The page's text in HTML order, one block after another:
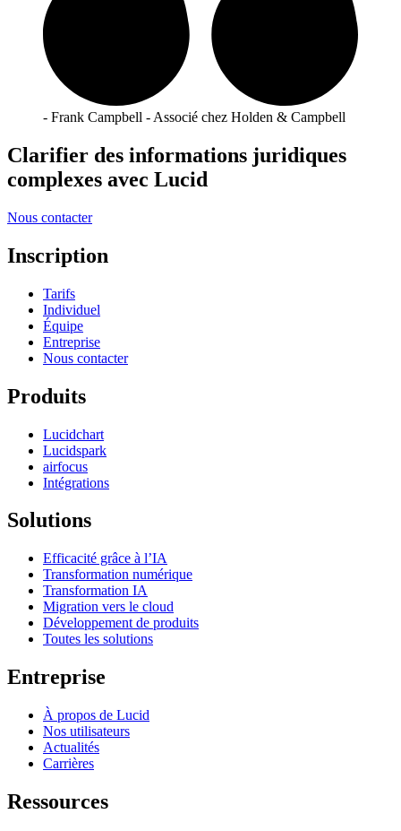
- Frank Campbell - Associé chez Holden & Campbell
Clarifier des informations juridiques
complexes avec Lucid
Nous contacter
Inscription
Tarifs
Individuel
Équipe
Entreprise
Nous contacter
Produits
Lucidchart
Lucidspark
airfocus
Intégrations
Solutions
Efficacité grâce à l’IA
Transformation numérique
Transformation IA
Migration vers le cloud
Développement de produits
Toutes les solutions
Entreprise
À propos de Lucid
Nos utilisateurs
Actualités
Carrières
Ressources